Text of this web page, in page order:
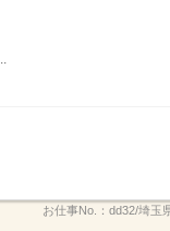
お仕事No.： dd32/埼玉